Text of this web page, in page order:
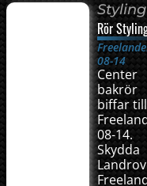
Styling
Rör
08-14
Center
bakrör
biffar till
08-14.
Skydda